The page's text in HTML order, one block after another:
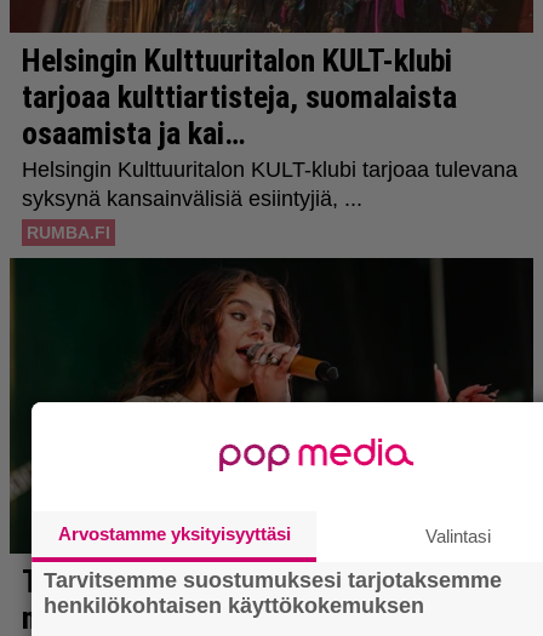
Arvostamme yksityisyyttäsi Valintasi
Tarvitsemme suostumuksesi tarjotaksemme
henkilökohtaisen käyttökokemuksen